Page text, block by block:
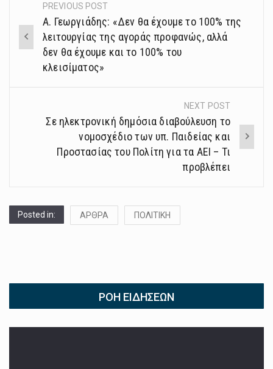
Post
navigation
PREVIOUS POST
Α. Γεωργιάδης: «Δεν θα έχουμε το 100% της
λειτουργίας της αγοράς προφανώς, αλλά
δεν θα έχουμε και το 100% του
κλεισίματος»
NEXT POST
Σε ηλεκτρονική δημόσια διαβούλευση το
νομοσχέδιο των υπ. Παιδείας και
Προστασίας του Πολίτη για τα ΑΕΙ – Τι
προβλέπει
Posted in: ΑΡΘΡΑ ΠΟΛΙΤΙΚΗ
ΡΟΉ ΕΙΔΉΣΕΩΝ